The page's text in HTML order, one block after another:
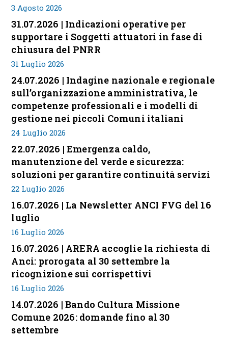
3 Agosto 2026
31.07.2026 | Indicazioni operative per
supportare i Soggetti attuatori in fase di
chiusura del PNRR
31 Luglio 2026
24.07.2026 | Indagine nazionale e regionale
sull’organizzazione amministrativa, le
competenze professionali e i modelli di
gestione nei piccoli Comuni italiani
24 Luglio 2026
22.07.2026 | Emergenza caldo,
manutenzione del verde e sicurezza:
soluzioni per garantire continuità servizi
22 Luglio 2026
16.07.2026 | La Newsletter ANCI FVG del 16
luglio
16 Luglio 2026
16.07.2026 | ARERA accoglie la richiesta di
Anci: prorogata al 30 settembre la
ricognizione sui corrispettivi
16 Luglio 2026
14.07.2026 | Bando Cultura Missione
Comune 2026: domande fino al 30
settembre